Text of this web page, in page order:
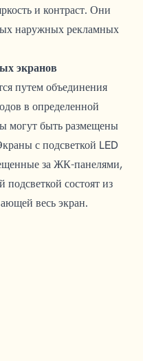
и контраст. Они
наружных рекламных
экранов
путем объединения
в определенной
могут быть размещены
с подсветкой LED
за ЖК-панелями,
состоят из
весь экран.